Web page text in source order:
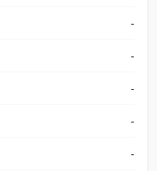
-
-
-
-
-